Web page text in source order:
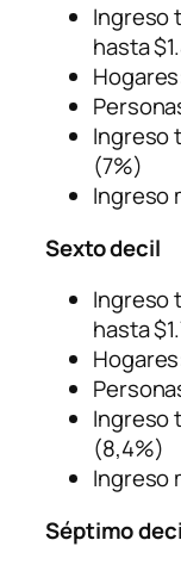
Ingreso
hasta
Ingreso
(7%)
Ingreso
Sexto decil
Ingreso
hasta
Ingreso
(8,4%)
Ingreso
Séptimo